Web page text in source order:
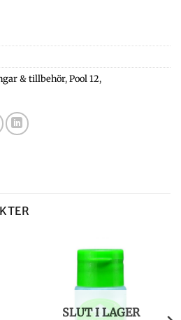
& tillbehör,Pool 12,
SLUT I LAGER